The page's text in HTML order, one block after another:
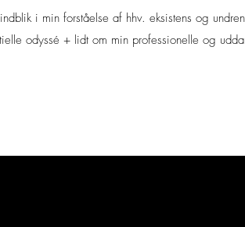
i min forståelse af hhv. eksistens og
odyssé + lidt om min professionelle og